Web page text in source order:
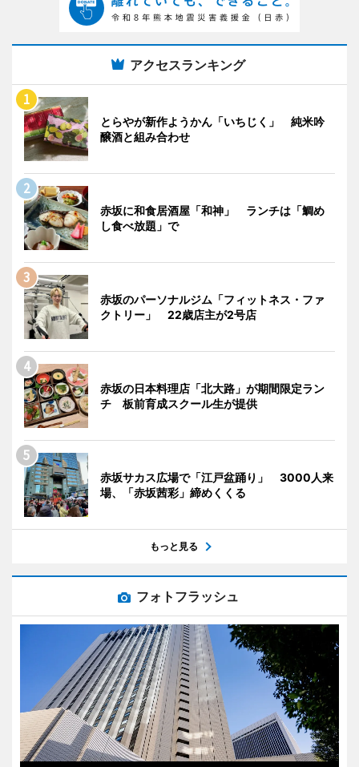
アクセスランキング
とらやが新作ようかん「いちじく」 純米吟
醸酒と組み合わせ
赤坂に和食居酒屋「和神」 ランチは「鯛め
し食べ放題」で
赤坂のパーソナルジム「フィットネス・ファ
クトリー」 22歳店主が2号店
赤坂の日本料理店「北大路」が期間限定ラン
チ 板前育成スクール生が提供
赤坂サカス広場で「江戸盆踊り」 3000人来
場、「赤坂茜彩」締めくくる
もっと見る
フォトフラッシュ